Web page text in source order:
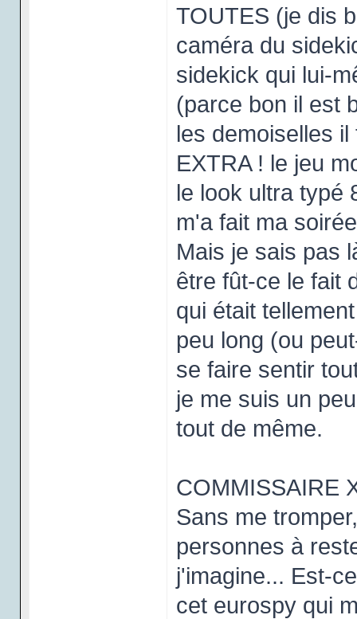
TOUTES (je dis
caméra du
sidekick qui lui-
(parce bon il est
les demoiselles
EXTRA ! le jeu
le look ultra typé
m'a fait ma
Mais je sais pas
être fût-ce le fait
qui était
peu long (ou
se faire sentir
je me suis un
tout de même.
COMMISSAIRE
Sans me
personnes à
j'imagine... Est-
cet eurospy qui